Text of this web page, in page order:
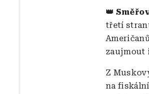
👑
třetí
zaujmout
Z
na